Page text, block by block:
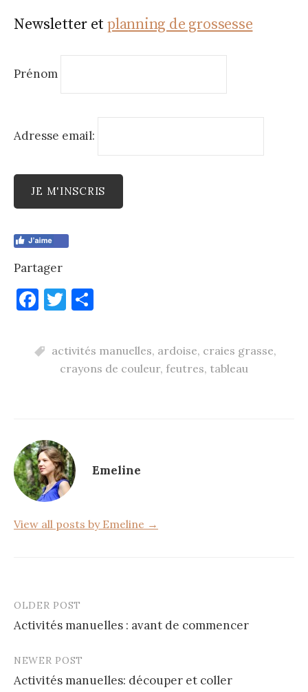
Newsletter et planning de grossesse
Prénom
Adresse email:
Partager
F
c
e
k
T
it
te
ta
g
activités manuelles, ardoise, craies grasse,
crayons de couleur, feutres, tableau
Emeline
View all posts by Emeline →
Post
navigation
OLDER POST
Activités manuelles : avant de commencer
NEWER POST
Activités manuelles: découper et coller